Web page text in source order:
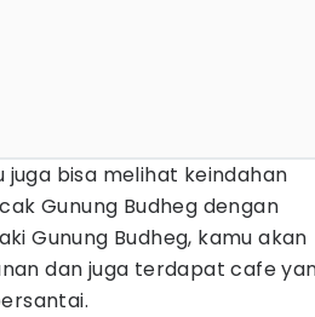
juga bisa melihat keindahan
Gunung Budheg dengan
Gunung Budheg, kamu akan
dan juga terdapat cafe